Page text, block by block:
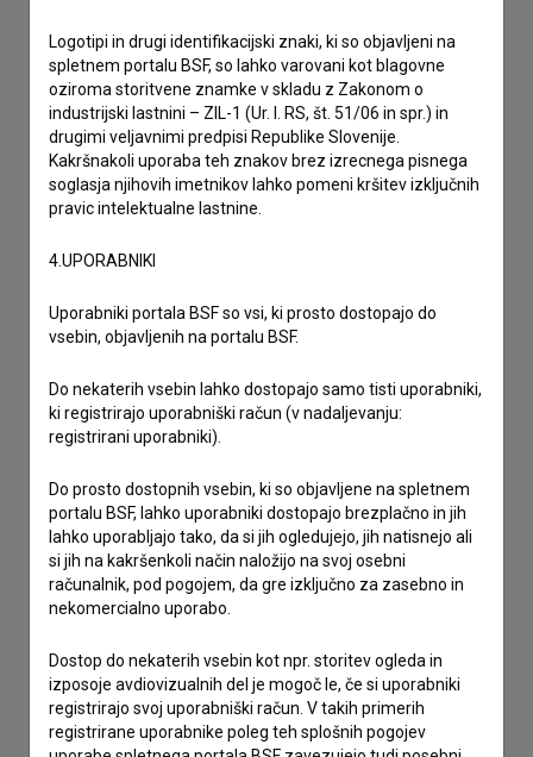
imam vprašanje
prijavljam napako
želim dodati podatke
drugo
Sprejemamsplošne pogojein dajem soglasjeza
zbiranje, hrambo in obdelavo osebnih podatkov.
Logotipi in drugi identifikacijski znaki, ki so objavljeni na
spletnem portalu BSF, so lahko varovani kot blagovne
oziroma storitvene znamke v skladu z Zakonom o
industrijski lastnini – ZIL-1 (Ur. l. RS, št. 51/06 in spr.) in
drugimi veljavnimi predpisi Republike Slovenije.
Kakršnakoli uporaba teh znakov brez izrecnega pisnega
soglasja njihovih imetnikov lahko pomeni kršitev izključnih
pravic intelektualne lastnine.
4.UPORABNIKI
Uporabniki portala BSF so vsi, ki prosto dostopajo do
vsebin, objavljenih na portalu BSF.
Do nekaterih vsebin lahko dostopajo samo tisti uporabniki,
ki registrirajo uporabniški račun (v nadaljevanju:
registrirani uporabniki).
Do prosto dostopnih vsebin, ki so objavljene na spletnem
portalu BSF, lahko uporabniki dostopajo brezplačno in jih
lahko uporabljajo tako, da si jih ogledujejo, jih natisnejo ali
si jih na kakršenkoli način naložijo na svoj osebni
računalnik, pod pogojem, da gre izključno za zasebno in
nekomercialno uporabo.
Dostop do nekaterih vsebin kot npr. storitev ogleda in
izposoje avdiovizualnih del je mogoč le, če si uporabniki
registrirajo svoj uporabniški račun. V takih primerih
registrirane uporabnike poleg teh splošnih pogojev